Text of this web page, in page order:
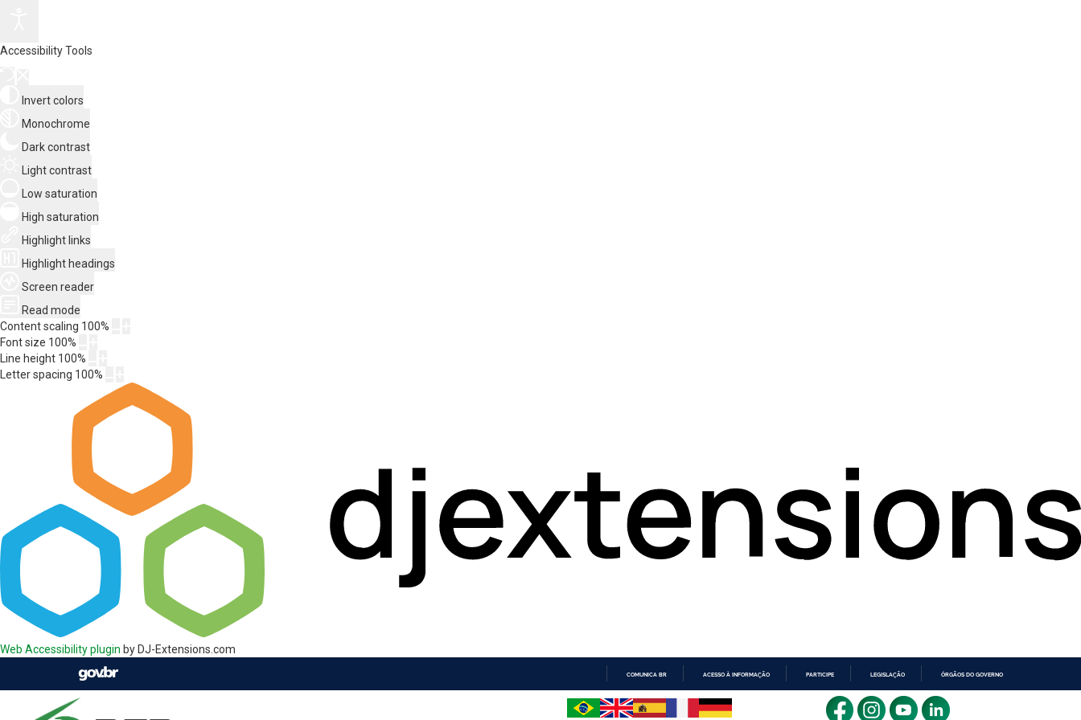
Accessibility Tools
Invert colors
Monochrome
Dark contrast
Light contrast
Low saturation
High saturation
Highlight links
Highlight headings
Screen reader
Read mode
Content scaling 100%
Font size 100%
Line height 100%
Letter spacing 100%
Web Accessibility plugin by DJ-Extensions.com
COMUNICA BR ACESSO À INFORMAÇÃO PARTICIPE LEGISLAÇÃO ÓRGÃOS DO GOVERNO